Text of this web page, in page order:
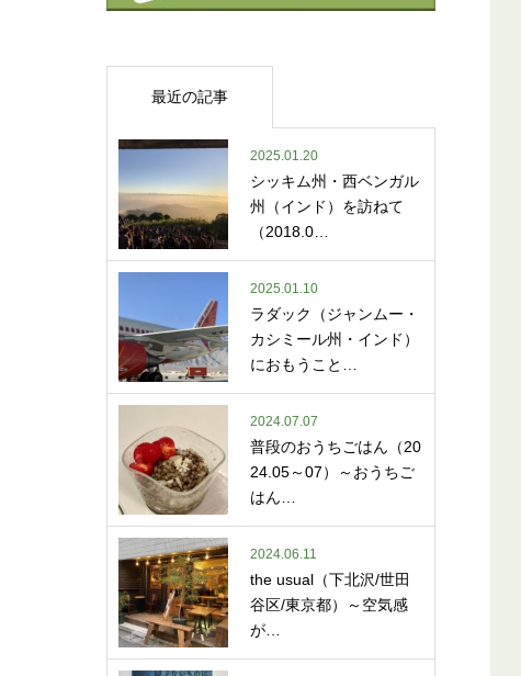
最近の記事
2025.01.20
シッキム州・西ベンガル
州（インド）を訪ねて
（2018.0…
2025.01.10
ラダック（ジャンムー・
カシミール州・インド）
におもうこと…
2024.07.07
普段のおうちごはん（20
24.05～07）～おうちご
はん…
2024.06.11
the usual（下北沢/世田
谷区/東京都）～空気感
が…